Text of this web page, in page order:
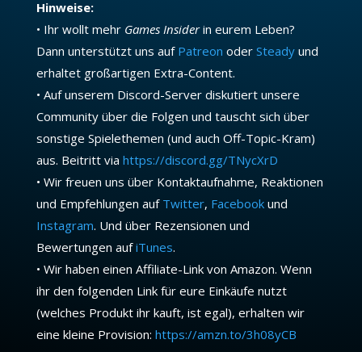
Hinweise:
• Ihr wollt mehr Games Insiderin eurem Leben?
Dann unterstützt uns auf Patreon oder Steadyund
erhaltet großartigen Extra-Content.
• Auf unserem Discord-Server diskutiert unsere
Community über die Folgen und tauscht sich über
sonstige Spielethemen (und auch Off-Topic-Kram)
aus. Beitritt via https://discord.gg/TNycXrD
• Wir freuen uns über Kontaktaufnahme, Reaktionen
und Empfehlungen auf Twitter, Facebookund
Instagram. Und über Rezensionen und
Bewertungen aufiTunes.
• Wir haben einen Affiliate-Link von Amazon. Wenn
ihr den folgenden Link für eure Einkäufe nutzt
(welches Produkt ihr kauft, ist egal), erhalten wir
eine kleine Provision: https://amzn.to/3h08yCB